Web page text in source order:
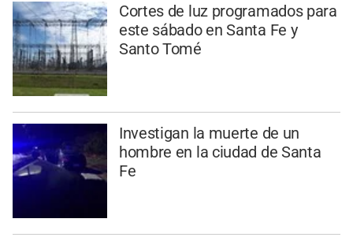
Cortes de luz programados para
este sábado en Santa Fe y
Santo Tomé
Investigan la muerte de un
hombre en la ciudad de Santa
Fe